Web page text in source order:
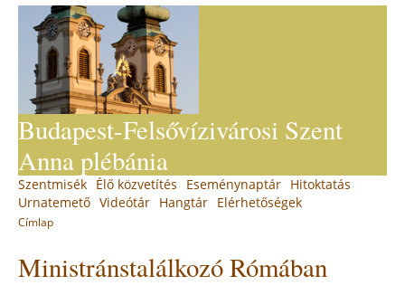
navigation
Budapest-Felsővízivárosi Szent
Anna plébánia
are
Címlap
to
top
Ministránstalálkozó Rómában
Back
to
top
Main
menu
Szentmisék Élő közvetítés Eseménynaptár Hitoktatás
Urnatemető Videótár Hangtár Elérhetőségek